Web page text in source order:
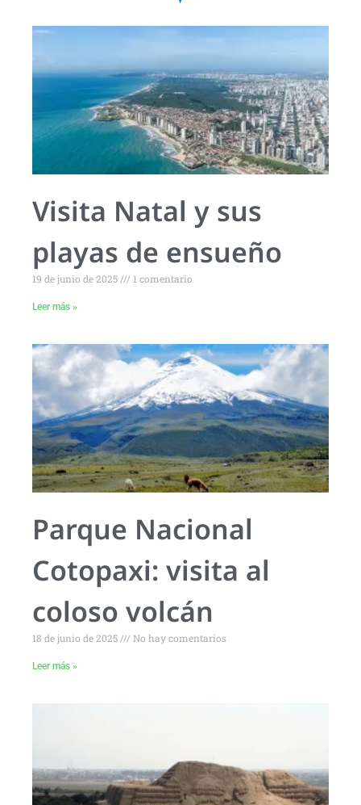
Visita Natal y sus
playas de ensueño
19 de junio de 2025 1 comentario
Leer más »
Parque Nacional
Cotopaxi: visita al
coloso volcán
18 de junio de 2025 No hay comentarios
Leer más »